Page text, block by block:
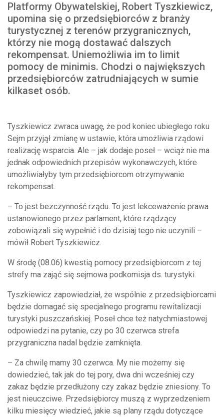
Platformy Obywatelskiej, Robert Tyszkiewicz,
upomina się o przedsiębiorców z branży
turystycznej z terenów przygranicznych,
którzy nie mogą dostawać dalszych
rekompensat. Uniemożliwia im to limit
pomocy de minimis. Chodzi o największych
przedsiębiorców zatrudniających w sumie
kilkaset osób.
Tyszkiewicz zwraca uwagę, że pod koniec ubiegłego roku
Sejm przyjął zmianę w ustawie, która umożliwia rządowi
realizację wsparcia. Ale – jak dodaje poseł – wciąż nie ma
jednak odpowiednich przepisów wykonawczych, które
umożliwiałyby tym przedsiębiorcom otrzymywanie
rekompensat.
– To jest bezczynność rządu. To jest lekceważenie prawa
ustanowionego przez parlament, które rządzący
zobowiązali się wypełnić i do dzisiaj tego nie uczynili –
mówił Robert Tyszkiewicz.
W środę (08.06) kwestią pomocy przedsiębiorcom z tej
strefy ma zająć się sejmowa podkomisja ds. turystyki.
Tyszkiewicz zapowiedział, że wspólnie z przedsiębiorcami
będzie domagać się specjalnego programu rewitalizacji
turystyki puszczańskiej. Poseł chce też natychmiastowej
odpowiedzi na pytanie, czy po 30 czerwca strefa
przygraniczna nadal będzie zamknięta.
– Za chwilę mamy 30 czerwca. My nie możemy się
dowiedzieć, tak jak do tej pory, dwa dni wcześniej czy
zakaz będzie przedłużony czy zakaz będzie zniesiony. To
jest nieuczciwe. Przedsiębiorcy muszą z wyprzedzeniem
kilku miesięcy wiedzieć, jakie są plany rządu dotyczące